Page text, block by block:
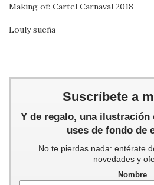
Making of: Cartel Carnaval 2018
Louly sueña
Suscríbete a
Y de regalo, una ilustración
uses de fondo de
No te pierdas nada: entérate
novedades y
Nombre